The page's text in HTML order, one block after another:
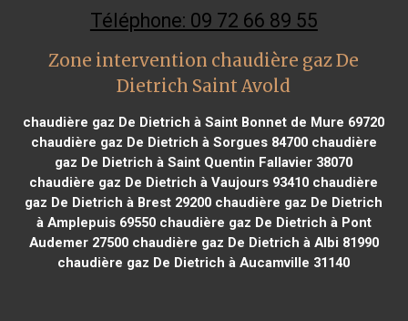
Téléphone: 09 72 66 89 55
Zone intervention chaudière gaz De
Dietrich Saint Avold
chaudière gaz De Dietrich à Saint Bonnet de Mure 69720
chaudière gaz De Dietrich à Sorgues 84700chaudière
gaz De Dietrich à Saint Quentin Fallavier 38070
chaudière gaz De Dietrich à Vaujours 93410 chaudière
gaz De Dietrich à Brest 29200 chaudière gaz De Dietrich
à Amplepuis 69550chaudière gaz De Dietrich à Pont
Audemer 27500chaudière gaz De Dietrich à Albi 81990
chaudière gaz De Dietrich à Aucamville 31140